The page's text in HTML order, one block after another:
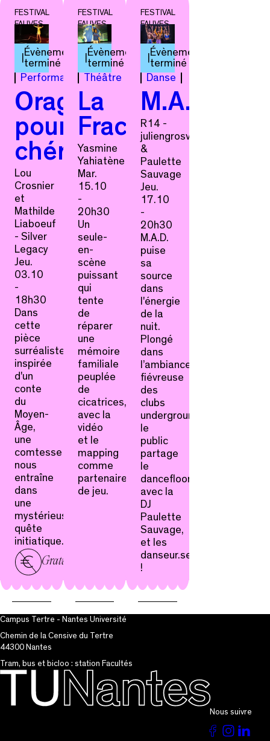
FESTIVAL
FAUVES
Évènement
terminé
Performance
Orage
pourpre,
chérie
Lou
Crosnier
et
Mathilde
Liaboeuf
- Silver
Legacy
Jeu.
03.10
-
18h30
Dans
cette
pièce
surréaliste
inspirée
d'un
conte
du
Moyen-
Âge,
une
comtesse
nous
entraîne
dans
une
mystérieuse
quête
initiatique.
Gratuit
FESTIVAL
FAUVES
Évènement
terminé
Théâtre
La
Fracture
Yasmine
Yahiatène
Mar.
15.10
-
20h30
Un
seule-
en-
scène
puissant
qui
tente
de
réparer
une
mémoire
familiale
peuplée
de
cicatrices,
avec la
vidéo
et le
mapping
comme
partenaires
de jeu.
FESTIVAL
FAUVES
Évènement
terminé
Danse
R14 -
juliengrosvalet
&
Paulette
Sauvage
Jeu.
17.10
-
20h30
M.A.D.
puise
sa
source
dans
l'énergie
de la
nuit.
Plongé
dans
l’ambiance
fiévreuse
des
clubs
underground,
le
public
partage
le
dancefloor
avec la
DJ
Paulette
Sauvage,
et les
danseur.ses
!
Campus Tertre - Nantes Université
Chemin de la Censive du Tertre
44300 Nantes
Tram, bus et bicloo : station Facultés
Nous suivre
VoirVoir